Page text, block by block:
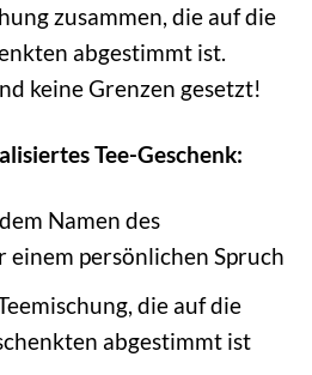
zusammen, die auf die
abgestimmt ist.
keine Grenzen gesetzt!
Tee-Geschenk:
Namen des
einem persönlichen Spruch
die auf die
abgestimmt ist